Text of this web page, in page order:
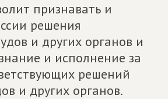
признавать и
решения
и других органов и
и исполнение за
решений
и других органов.